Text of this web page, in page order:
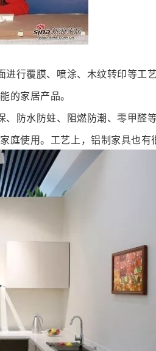
行覆膜、喷涂、木纹转印等工
的家居产品。
防水防蛀、阻燃防潮、零甲醛
庭使用。工艺上，铝制家具也有